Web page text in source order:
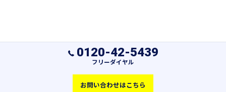
0120-42-5439
フリーダイヤル
お問い合わせはこちら